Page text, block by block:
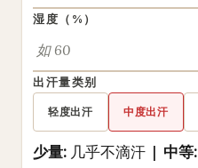
湿度（%）
出汗量类别
轻度出汗 中度出汗
少量: 几乎不滴汗 | 中等: